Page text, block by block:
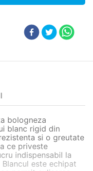
bologneza
blanc rigid din
si o greutate
ce priveste
indispensabil la
este echipat